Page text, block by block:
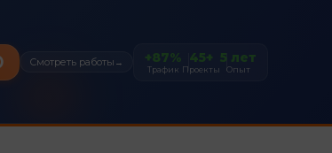
Смотреть работы → +87%
Трафик
45+
Проекты
5 лет
Опыт